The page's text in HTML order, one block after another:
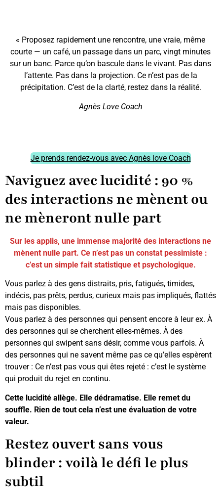
« Proposez rapidement une rencontre, une vraie, même
courte — un café, un passage dans un parc, vingt minutes
sur un banc. Parce qu’on bascule dans le vivant. Pas dans
l’attente. Pas dans la projection. Ce n’est pas de la
précipitation. C’est de la clarté, restez dans la réalité.
Agnès Love Coach
Je prends rendez-vous avec Agnès love Coach
Naviguez avec lucidité : 90 %
des interactions ne mènent ou
ne mèneront nulle part
Sur les applis, une immense majorité des interactions ne
mènent nulle part. Ce n’est pas un constat pessimiste :
c’est un simple fait statistique et psychologique.
Vous parlez à des gens distraits, pris, fatigués, timides,
indécis, pas prêts, perdus, curieux mais pas impliqués, flattés
mais pas disponibles.
Vous parlez à des personnes qui pensent encore à leur ex. À
des personnes qui se cherchent elles-mêmes. À des
personnes qui swipent sans désir, comme vous parfois. À
des personnes qui ne savent même pas ce qu’elles espèrent
trouver : Ce n’est pas vous qui êtes rejeté : c’est le système
qui produit du rejet en continu.
Cette lucidité allège. Elle dédramatise. Elle remet du
souffle. Rien de tout cela n’est une évaluation de votre
valeur.
Restez ouvert sans vous
blinder : voilà le défi le plus
subtil